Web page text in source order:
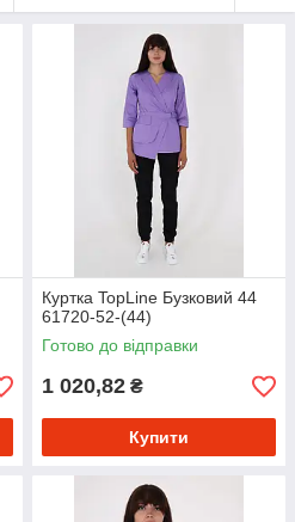
Куртка TopLine Бузковий 44
61720-52-(44)
Готово до відправки
1 020,82 ₴
Купити